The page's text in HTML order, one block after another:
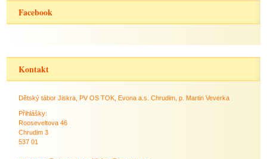
Facebook
Kontakt
Dětský tábor Jiskra, PV OS TOK, Evona a.s. Chrudim, p. Martin Veverka
Přihlášky:
Rooseveltova 46
Chrudim 3
537 01